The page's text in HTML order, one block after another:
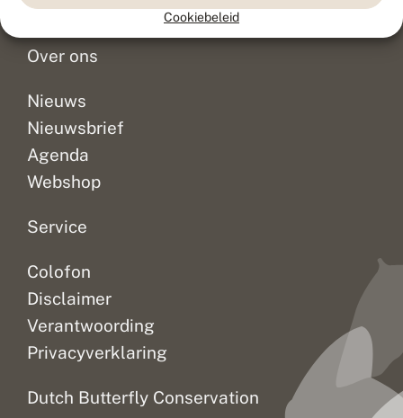
Cookiebeleid
Doneer
Over ons
Nieuws
Nieuwsbrief
Agenda
Webshop
Service
Colofon
Disclaimer
Verantwoording
Privacyverklaring
Dutch Butterfly Conservation